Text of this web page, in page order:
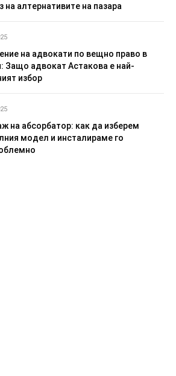
на алтернативите на пазара
на адвокати по вещно право в
Защо адвокат Астакова е най-
избор
на абсорбатор: как да изберем
модел и инсталираме го